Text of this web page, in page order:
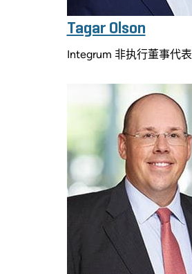
Tagar Olson
Integrum 非执行董事代表